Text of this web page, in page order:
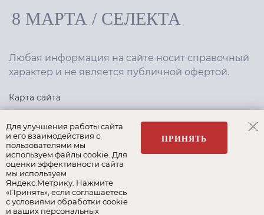
8 МАРТА / СЕЛЕКТА
Любая информация на сайте носит справочный
характер и не является публичной офертой.
Карта сайта
Политика конфиденциальности
Создание сайта,интернет-маркетинг
Для улучшения работы сайта
и его взаимодействия с
пользователями мы
используем файлы cookie. Для
оценки эффективности сайта
мы используем
Яндекс.Метрику. Нажмите
«Принять», если соглашаетесь
с условиями обработки cookie
и ваших персональных
ПРИНЯТЬ